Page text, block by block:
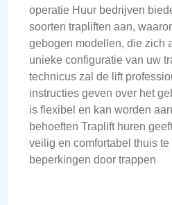
operatie Huur bedrijven
soorten trapliften aan,
gebogen modellen, die zich
unieke configuratie van uw
technicus zal de lift
instructies geven over het
is flexibel en kan worden
behoeften Traplift huren
veilig en comfortabel thuis
beperkingen door trappen